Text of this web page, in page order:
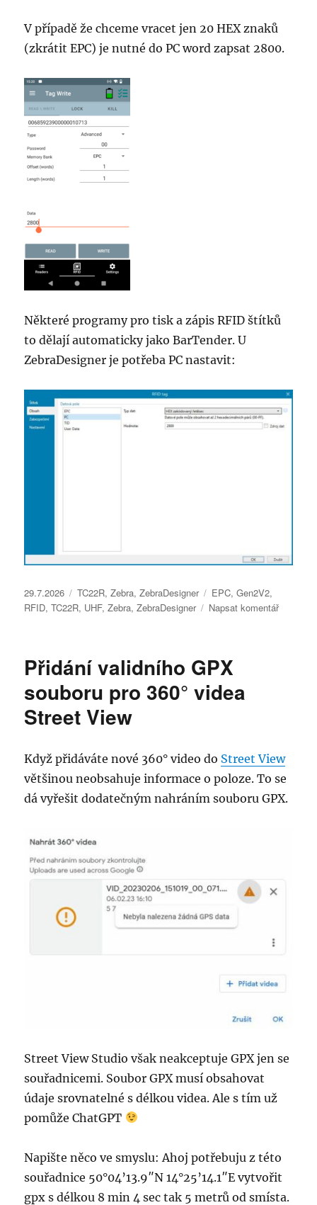
V případě že chceme vracet jen 20 HEX znaků
(zkrátit EPC) je nutné do PC word zapsat 2800.
Některé programy pro tisk a zápis RFID štítků
to dělají automaticky jako BarTender. U
ZebraDesigner je potřeba PC nastavit:
Publikováno:
29.7.2026 Rubriky:
TC22R,Zebra,ZebraDesigner Štítky:
EPC,Gen2V2,
RFID,TC22R, UHF,Zebra,ZebraDesigner Napsat komentářpro
24
znaků
Přidání validního GPX
souboru pro 360° videa
Street View
Když přidáváte nové 360° video do Street View
většinou neobsahuje informace o poloze. To se
dá vyřešit dodatečným nahráním souboru GPX.
Street View Studio však neakceptuje GPX jen se
souřadnicemi. Soubor GPX musí obsahovat
údaje srovnatelné s délkou videa. Ale s tím už
pomůže ChatGPT
Napište něco ve smyslu: Ahoj potřebuju z této
souřadnice 50°04’13.9″N 14°25’14.1″E vytvořit
gpx s délkou 8 min 4 sec tak 5 metrů od smísta.